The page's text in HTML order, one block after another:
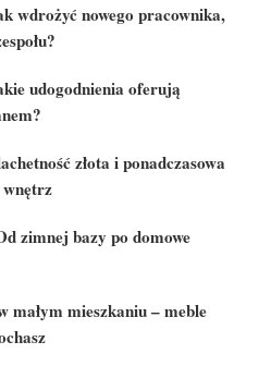
wdrożyć nowego pracownika,
udogodnienia oferują
złota i ponadczasowa
zimnej bazy po domowe
małym mieszkaniu – meble